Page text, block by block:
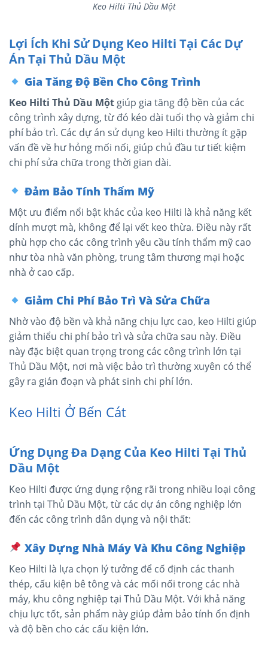
Keo Hilti Thủ Dầu Một
Lợi Ích Khi Sử Dụng Keo Hilti Tại Các Dự
Án Tại Thủ Dầu Một
Gia Tăng Độ Bền Cho Công Trình
Keo Hilti Thủ Dầu Một giúp gia tăng độ bền của các
công trình xây dựng, từ đó kéo dài tuổi thọ và giảm chi
phí bảo trì. Các dự án sử dụng keo Hilti thường ít gặp
vấn đề về hư hỏng mối nối, giúp chủ đầu tư tiết kiệm
chi phí sửa chữa trong thời gian dài.
Đảm Bảo Tính Thẩm Mỹ
Một ưu điểm nổi bật khác của keo Hilti là khả năng kết
dính mượt mà, không để lại vết keo thừa. Điều này rất
phù hợp cho các công trình yêu cầu tính thẩm mỹ cao
như tòa nhà văn phòng, trung tâm thương mại hoặc
nhà ở cao cấp.
Giảm Chi Phí Bảo Trì Và Sửa Chữa
Nhờ vào độ bền và khả năng chịu lực cao, keo Hilti giúp
giảm thiểu chi phí bảo trì và sửa chữa sau này. Điều
này đặc biệt quan trọng trong các công trình lớn tại
Thủ Dầu Một, nơi mà việc bảo trì thường xuyên có thể
gây ra gián đoạn và phát sinh chi phí lớn.
Keo Hilti Ở Bến Cát
Ứng Dụng Đa Dạng Của Keo Hilti Tại Thủ
Dầu Một
Keo Hilti được ứng dụng rộng rãi trong nhiều loại công
trình tại Thủ Dầu Một, từ các dự án công nghiệp lớn
đến các công trình dân dụng và nội thất:
Xây Dựng Nhà Máy Và Khu Công Nghiệp
Keo Hilti là lựa chọn lý tưởng để cố định các thanh
thép, cấu kiện bê tông và các mối nối trong các nhà
máy, khu công nghiệp tại Thủ Dầu Một. Với khả năng
chịu lực tốt, sản phẩm này giúp đảm bảo tính ổn định
và độ bền cho các cấu kiện lớn.